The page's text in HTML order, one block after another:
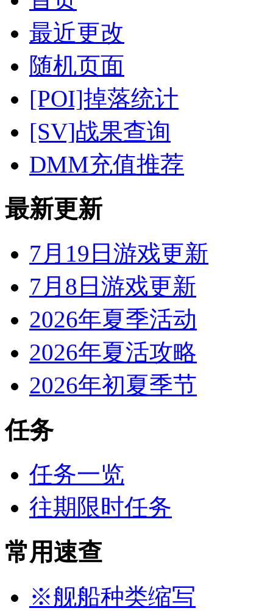
最近更改
随机页面
[POI]掉落统计
[SV]战果查询
DMM充值推荐
最新更新
7月19日游戏更新
7月8日游戏更新
2026年夏季活动
2026年夏活攻略
2026年初夏季节
任务
任务一览
往期限时任务
常用速查
※舰船种类缩写